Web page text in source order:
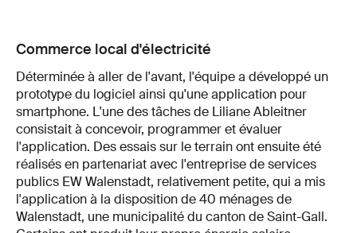
Commerce local d'électricité
Déterminée à aller de l'avant, l'équipe a développé un
prototype du logiciel ainsi qu'une application pour
smartphone. L'une des tâches de Liliane Ableitner
consistait à concevoir, programmer et évaluer
l'application. Des essais sur le terrain ont ensuite été
réalisés en partenariat avec l'entreprise de services
publics EW Walenstadt, relativement petite, qui a mis
l'application à la disposition de 40 ménages de
Walenstadt, une municipalité du canton de Saint-Gall.